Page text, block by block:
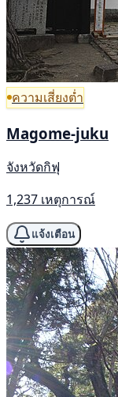
ความเสี่ยงต่ำ
Magome-juku
จังหวัดกิฟุ
1,237 เหตุการณ์
แจ้งเตือน